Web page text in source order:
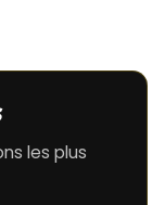
les plus